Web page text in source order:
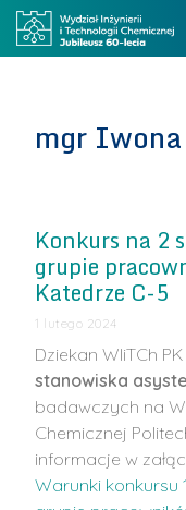
mgr
Konkurs na 2
grupie
Katedrze C-5
1 lutego 2024
Dziekan WIiTCh
stanowiska
badawczych na
Chemicznej
informacje w
Warunki konkursu